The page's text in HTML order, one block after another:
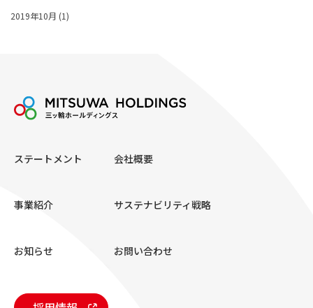
2019年10月 (1)
ステートメント 会社概要
事業紹介 サステナビリティ戦略
お知らせ お問い合わせ